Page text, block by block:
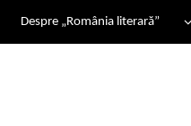
Despre „România literară”